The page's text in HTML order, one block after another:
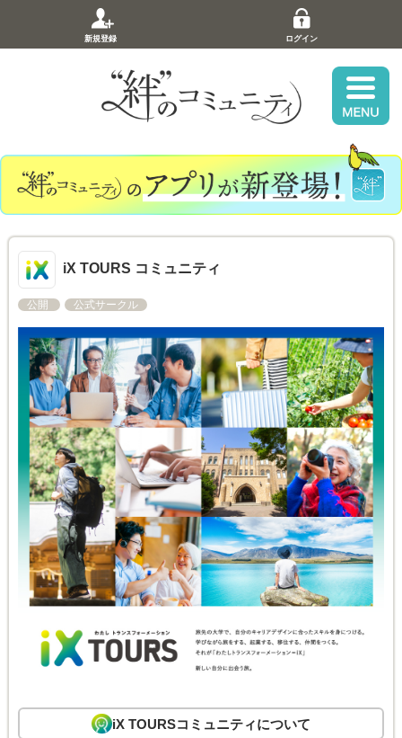
新規登録 ログイン
iX TOURS コミュニティ
公開 公式サークル
iX TOURSコミュニティについて